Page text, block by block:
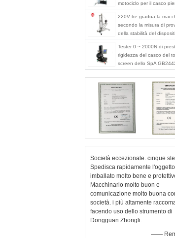
motociclo per il casco
220V tre gradua la
secondo la misura di
della stabilità del
Tester 0 ~ 2000N di
rigidezza del casco del
screen dello SpA
Società eccezionale. cinque
Spedisca rapidamente
imballato molto bene e
Macchinario molto buon e
comunicazione molto buona
società. i più altamente
facendo uso dello strumento di
Dongguan Zhongli.
——